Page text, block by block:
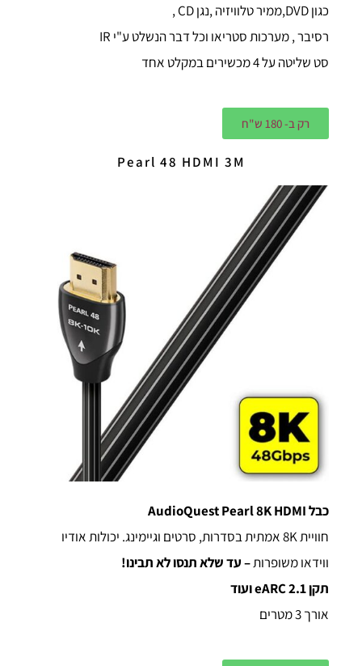
כגון DVD,ממיר טלוויזיה ,נגן CD ,
רסיבר , מערכות סטריאו וכל דבר הנשלט ע"י IR
סט שליטה על 4 מכשירים במקלט אחד
רק ב- 180 ש"ח
Pearl 48 HDMI 3M
כבל AudioQuest Pearl 8K HDMI
חוויית 8K אמתית בסדרות, סרטים וגיימינג. יכולות אודיו
ווידאו משופרות– עד שלא תנסו לא תבינו!
תקן 2.1 eARC ועוד
אורך 3 מטרים